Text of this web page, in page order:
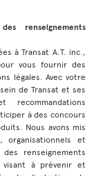
renseignements
à Transat A.T. inc.,
vous fournir des
légales. Avec votre
de Transat et ses
à des concours
Nous avons mis
organisationnels et
renseignements
à prévenir et